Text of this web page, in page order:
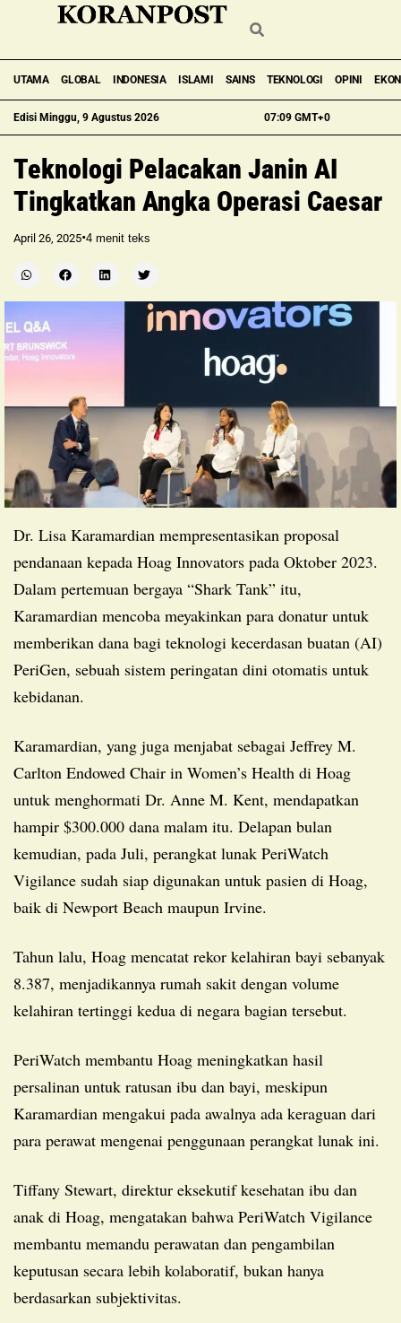
Edisi Minggu, 9 Agustus 2026 07:09 GMT+0
UTAMA GLOBAL INDONESIA ISLAMI SAINS TEKNOLOGI OPINI
Teknologi Pelacakan Janin AI
Tingkatkan Angka Operasi Caesar
April 26, 2025•4 menit teks
Dr. Lisa Karamardian mempresentasikan proposal
pendanaan kepada Hoag Innovators pada Oktober 2023.
Dalam pertemuan bergaya “Shark Tank” itu,
Karamardian mencoba meyakinkan para donatur untuk
memberikan dana bagi teknologi kecerdasan buatan (AI)
PeriGen, sebuah sistem peringatan dini otomatis untuk
kebidanan.
Karamardian, yang juga menjabat sebagai Jeffrey M.
Carlton Endowed Chair in Women’s Health di Hoag
untuk menghormati Dr. Anne M. Kent, mendapatkan
hampir $300.000 dana malam itu. Delapan bulan
kemudian, pada Juli, perangkat lunak PeriWatch
Vigilance sudah siap digunakan untuk pasien di Hoag,
baik di Newport Beach maupun Irvine.
Tahun lalu, Hoag mencatat rekor kelahiran bayi sebanyak
8.387, menjadikannya rumah sakit dengan volume
kelahiran tertinggi kedua di negara bagian tersebut.
PeriWatch membantu Hoag meningkatkan hasil
persalinan untuk ratusan ibu dan bayi, meskipun
Karamardian mengakui pada awalnya ada keraguan dari
para perawat mengenai penggunaan perangkat lunak ini.
Tiffany Stewart, direktur eksekutif kesehatan ibu dan
anak di Hoag, mengatakan bahwa PeriWatch Vigilance
membantu memandu perawatan dan pengambilan
keputusan secara lebih kolaboratif, bukan hanya
berdasarkan subjektivitas.